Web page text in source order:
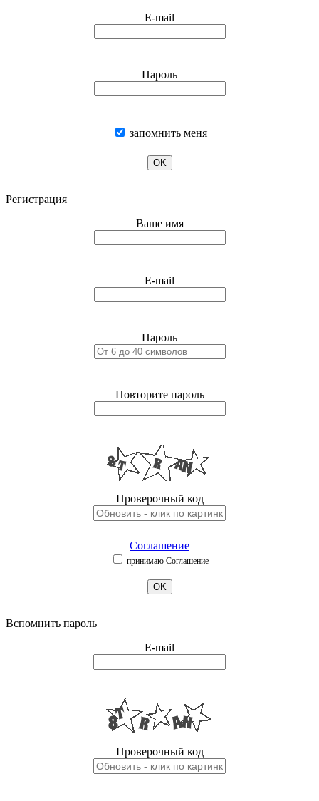
E-mail
Пароль
запомнить меня
OK
Регистрация
Ваше имя
E-mail
Пароль
Повторите пароль
Проверочный код
Соглашение
принимаю Соглашение
OK
Вспомнить пароль
E-mail
Проверочный код